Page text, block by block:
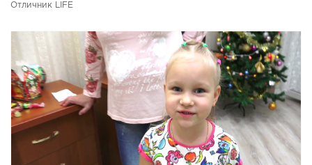
Отличник LIFE